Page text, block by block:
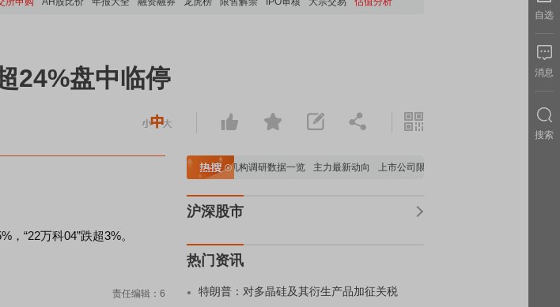
24%盘中临停
“22万科04”跌超3%。
责任编辑：6
重要机构持股数据 机构调研数据一览 主力最新动向 上市公司限售股解禁一览
沪深股市
热门资讯
特朗普：对多晶硅及其衍生产品加征关税
自选
消息
搜索